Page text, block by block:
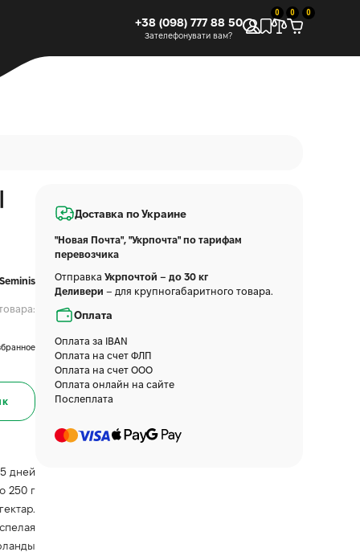
+38 (098) 777 88 50
Зателефонувати вам?
0 0 0
Seminis
дней
250 г
Доставка по Украине
"Новая Почта", "Укрпочта" по тарифам
перевозчика
Отправка Укрпочтой – до 30 кг
Деливери – для крупногабаритного товара.
Оплата
Оплата за IBAN
Оплата на счет ФЛП
Оплата на счет ООО
Оплата онлайн на сайте
Послеплата